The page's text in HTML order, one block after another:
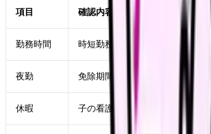
項目 確認内容
勤務時間 時短勤務、始業・終業時刻、残
夜勤 免除期間、再開時期、回数、急
休暇 子の看護等休暇、有給、希望休